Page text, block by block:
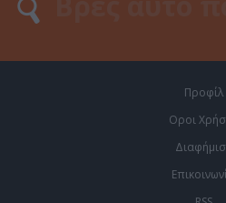
Προφίλ
Οροι